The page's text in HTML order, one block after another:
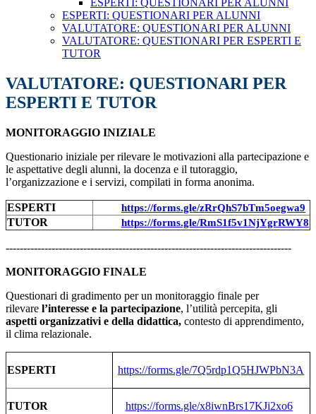
ESPERTI: QUESTIONARI PER ALUNNI
ESPERTI: QUESTIONARI PER ALUNNI
VALUTATORE: QUESTIONARI PER ALUNNI
VALUTATORE: QUESTIONARI PER ESPERTI E
TUTOR
VALUTATORE: QUESTIONARI PER
ESPERTI E TUTOR
MONITORAGGIO INIZIALE
Questionario iniziale per rilevare le motivazioni alla partecipazione e
le aspettative degli alunni, la docenza e il tutoraggio,
l’organizzazione e i servizi, compilati in forma anonima.
ESPERTI https://forms.gle/zRrQhS7bTm5oegwa9
TUTOR https://forms.gle/RmS1f5v1NjYgrRWY8
---------------------------------------------------------------------------------
MONITORAGGIO FINALE
Questionari di gradimento per un monitoraggio finale per
rilevare l’interesse e la partecipazione, l’utilità percepita, gli
aspetti organizzativi e della didattica, contesto di apprendimento,
il clima relazionale.
ESPERTI https://forms.gle/7Q5rdp1Q5HJWPbN3A
TUTOR https://forms.gle/x8iwnBrs17KJi2xo6